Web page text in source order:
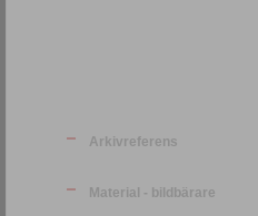
Arkivreferens
Material - bildbärare